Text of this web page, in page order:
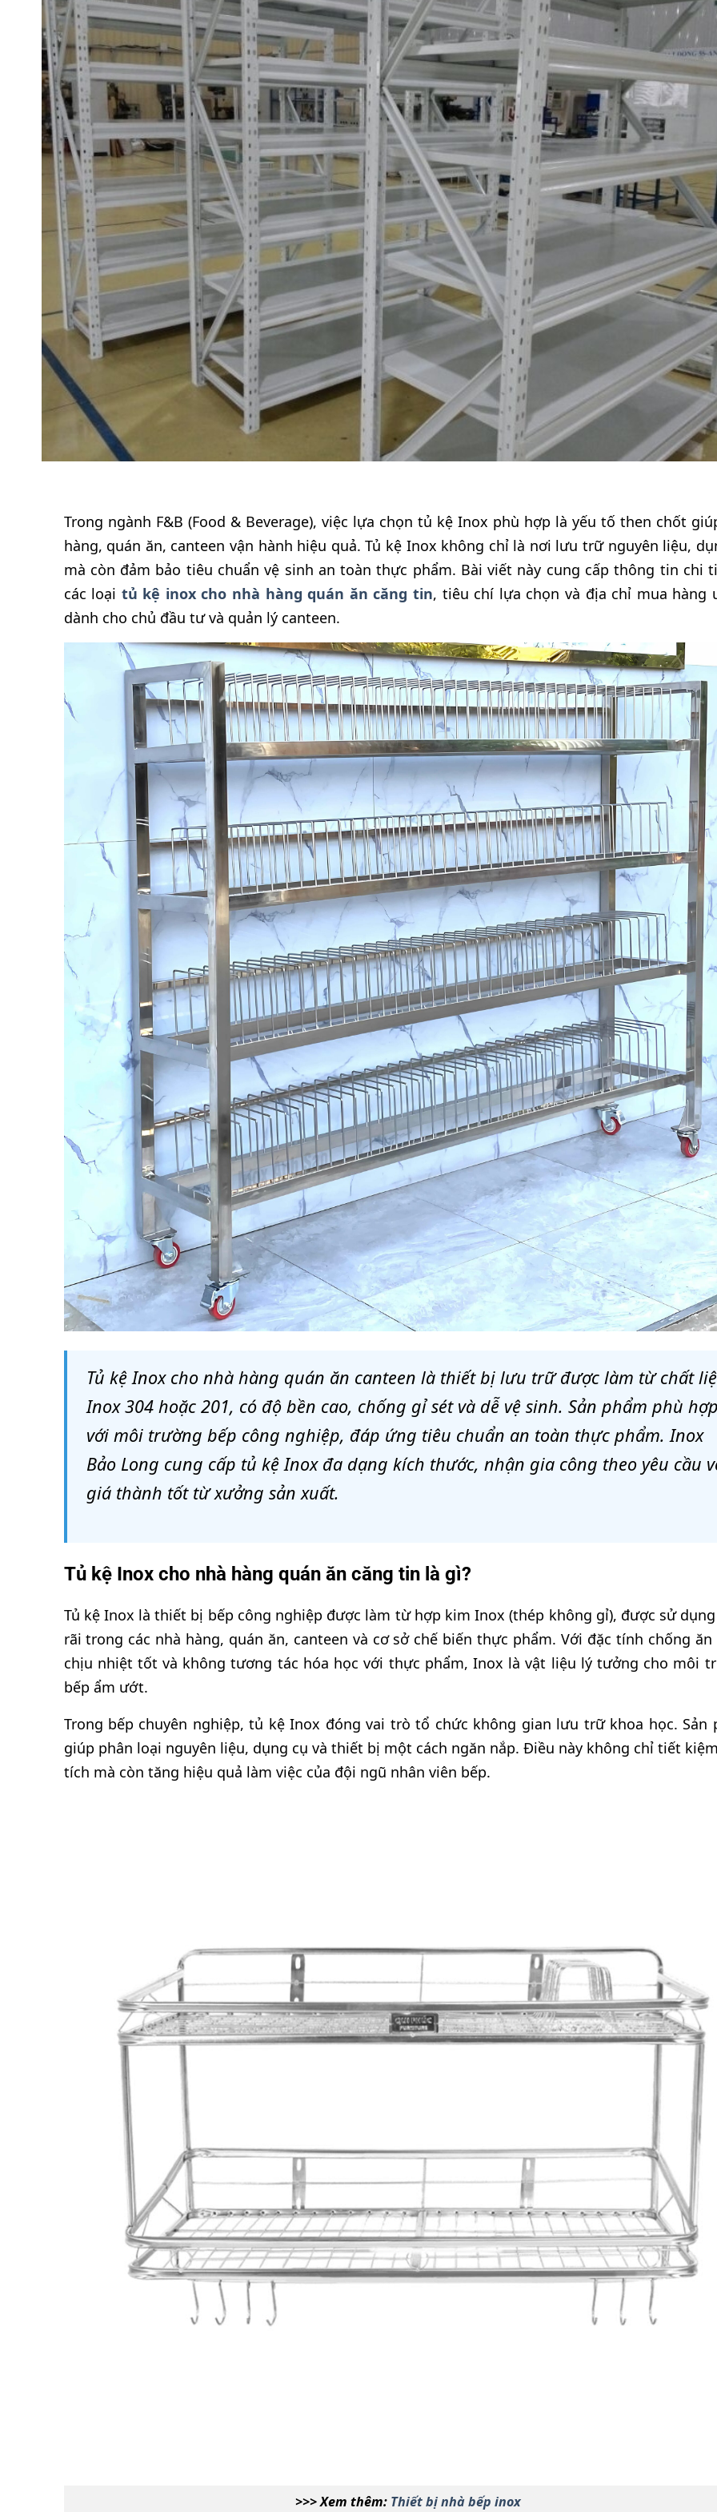
Trong ngành F&B (Food & Beverage), việc lựa chọn tủ kệ Inox phù hợp là yếu tố then chốt
hàng, quán ăn, canteen vận hành hiệu quả. Tủ kệ Inox không chỉ là nơi lưu trữ nguyên liệu,
mà còn đảm bảo tiêu chuẩn vệ sinh an toàn thực phẩm. Bài viết này cung cấp thông tin chi
các loại tủ kệ inox cho nhà hàng quán ăn căng tin, tiêu chí lựa chọn và địa chỉ mua hàng
dành cho chủ đầu tư và quản lý canteen.
Tủ kệ Inox cho nhà hàng quán ăn canteen là thiết bị lưu trữ được làm từ chất
Inox 304 hoặc 201, có độ bền cao, chống gỉ sét và dễ vệ sinh. Sản phẩm phù
với môi trường bếp công nghiệp, đáp ứng tiêu chuẩn an toàn thực phẩm. Inox
Bảo Long cung cấp tủ kệ Inox đa dạng kích thước, nhận gia công theo yêu cầu
giá thành tốt từ xưởng sản xuất.
Tủ kệ Inox cho nhà hàng quán ăn căng tin là gì?
Tủ kệ Inox là thiết bị bếp công nghiệp được làm từ hợp kim Inox (thép không gỉ), được sử
rãi trong các nhà hàng, quán ăn, canteen và cơ sở chế biến thực phẩm. Với đặc tính chống ăn
chịu nhiệt tốt và không tương tác hóa học với thực phẩm, Inox là vật liệu lý tưởng cho môi
bếp ẩm ướt.
Trong bếp chuyên nghiệp, tủ kệ Inox đóng vai trò tổ chức không gian lưu trữ khoa học. Sản
giúp phân loại nguyên liệu, dụng cụ và thiết bị một cách ngăn nắp. Điều này không chỉ tiết
tích mà còn tăng hiệu quả làm việc của đội ngũ nhân viên bếp.
>>> Xem thêm: Thiết bị nhà bếp inox